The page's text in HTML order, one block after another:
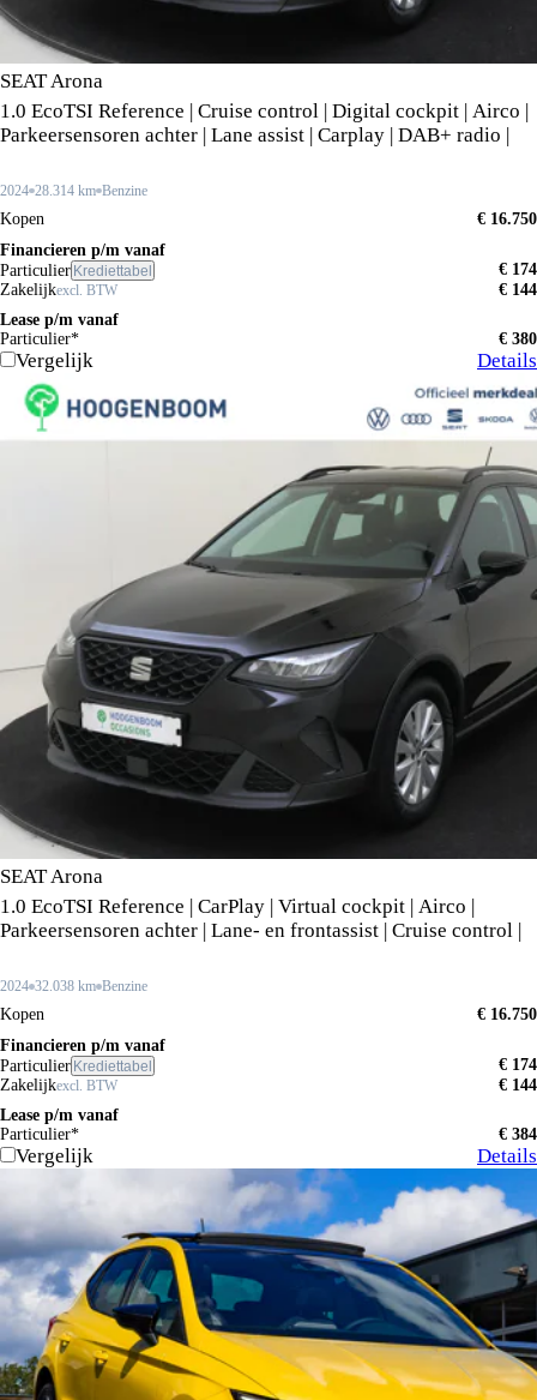
SEAT Arona
1.0 EcoTSI Reference | Cruise control | Digital cockpit | Airco |
Parkeersensoren achter | Lane assist | Carplay | DAB+ radio |
2024 28.314 km Benzine
Kopen
€ 16.750
Financieren p/m vanaf
Particulier Krediettabel
€ 174
Zakelijkexcl. BTW
€ 144
Lease p/m vanaf
Particulier*
€ 380
Vergelijk Details
SEAT Arona
1.0 EcoTSI Reference | CarPlay | Virtual cockpit | Airco |
Parkeersensoren achter | Lane- en frontassist | Cruise control |
2024 32.038 km Benzine
Kopen
€ 16.750
Financieren p/m vanaf
Particulier Krediettabel
€ 174
Zakelijkexcl. BTW
€ 144
Lease p/m vanaf
Particulier*
€ 384
Vergelijk Details